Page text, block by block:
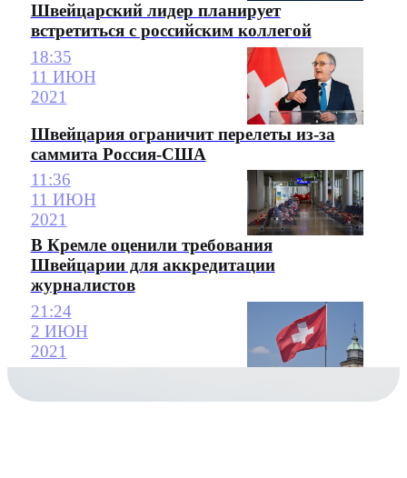
Швейцарский лидер планирует
встретиться с российским коллегой
18:35
11 ИЮН
2021
Швейцария ограничит перелеты из-за
саммита Россия-США
11:36
11 ИЮН
2021
В Кремле оценили требования
Швейцарии для аккредитации
журналистов
21:24
2 ИЮН
2021